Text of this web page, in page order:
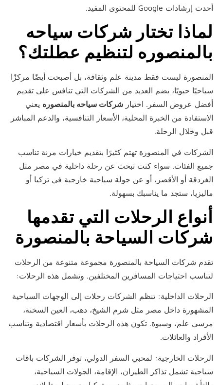
أحدث إرشادات Google للمحتوى المفيد.
لماذا تختار شركات سياحه
بالمنصوره لتنظيم عطلتك؟
المنصورة ليست فقط مدينة علم وثقافة، بل أصبحت أيضًا مركزًا
سياحيًا حيويًا، يضم العديد من الشركات التي تنافس على تقديم
أفضل عروض السفر. اختيار شركات سياحه بالمنصوره يعني
الاستفادة من الخبرة المحلية، الأسعار التنافسية، والدعم المباشر
قبل وخلال الرحلة.
الشركات في المنصورة تهتم كثيرًا بتقديم خيارات مرنة تناسب
جميع الفئات. سواء كنت تبحث عن رحلة داخلية في مصر مثل
الغردقة أو الأقصر، أو عن جولة سياحية خارجية في تركيا أو
ماليزيا، ستجد ما يناسبك بسهولة.
أنواع الرحلات التي تقدمها
شركات السياحة بالمنصورة
تقدم شركات السياحة بالمنصورة مجموعة متنوعة من الرحلات
لتناسب احتياجات المسافرين المختلفين. وتشمل هذه الرحلات:
الرحلات الداخلية: تنظم الشركات رحلات إلى الوجهات السياحية
المشهورة داخل مصر مثل شرم الشيخ، دهب، العين السخنة،
مرسى علم، وسيوة. تكون هذه الرحلات بأسعار اقتصادية وتناسب
الأفراد والعائلات.
الرحلات الخارجية: لمحبي السفر الدولي، توفر الشركات باقات
سياحية تشمل تذاكر الطيران، الإقامة، الجولات السياحية،